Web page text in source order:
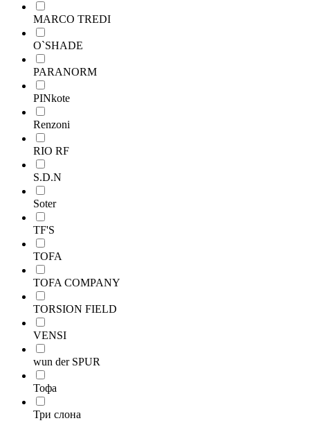
MARCO TREDI
O`SHADE
PARANORM
PINkote
Renzoni
RIO RF
S.D.N
Soter
TF'S
TOFA
TOFA COMPANY
TORSION FIELD
VENSI
wun der SPUR
Тофа
Три слона